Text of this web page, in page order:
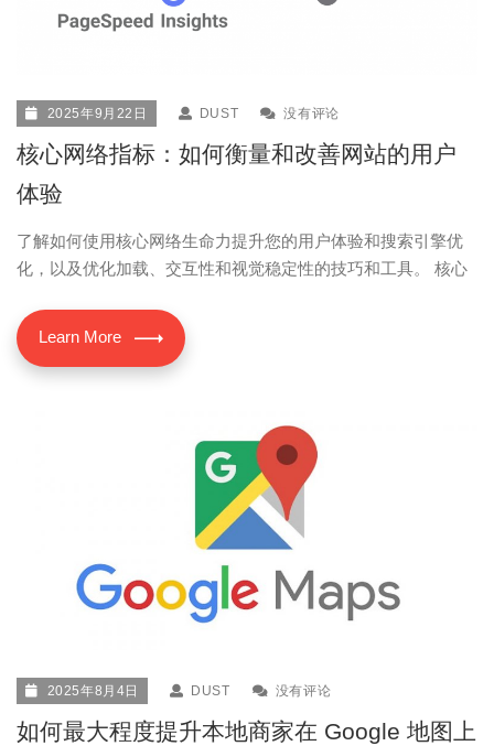
2025年9月22日 DUST 没有评论
核心网络指标：如何衡量和改善网站的用户
体验
了解如何使用核心网络生命力提升您的用户体验和搜索引擎优
化，以及优化加载、交互性和视觉稳定性的技巧和工具。 核心
Learn More
2025年8月4日 DUST 没有评论
如何最大程度提升本地商家在 Google 地图上